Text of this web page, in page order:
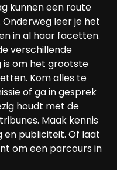
kunnen een route
leer je het
in al haar facetten.
verschillende
is om het grootste
Kom alles te
of ga in gesprek
houdt met de
Maak kennis
en publiciteit. Of laat
om een parcours in